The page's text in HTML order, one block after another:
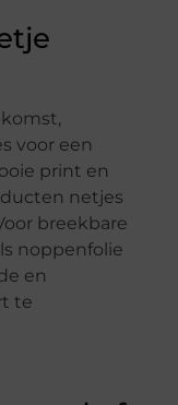
voor een
print en
netjes
breekbare
noppenfolie
en
te